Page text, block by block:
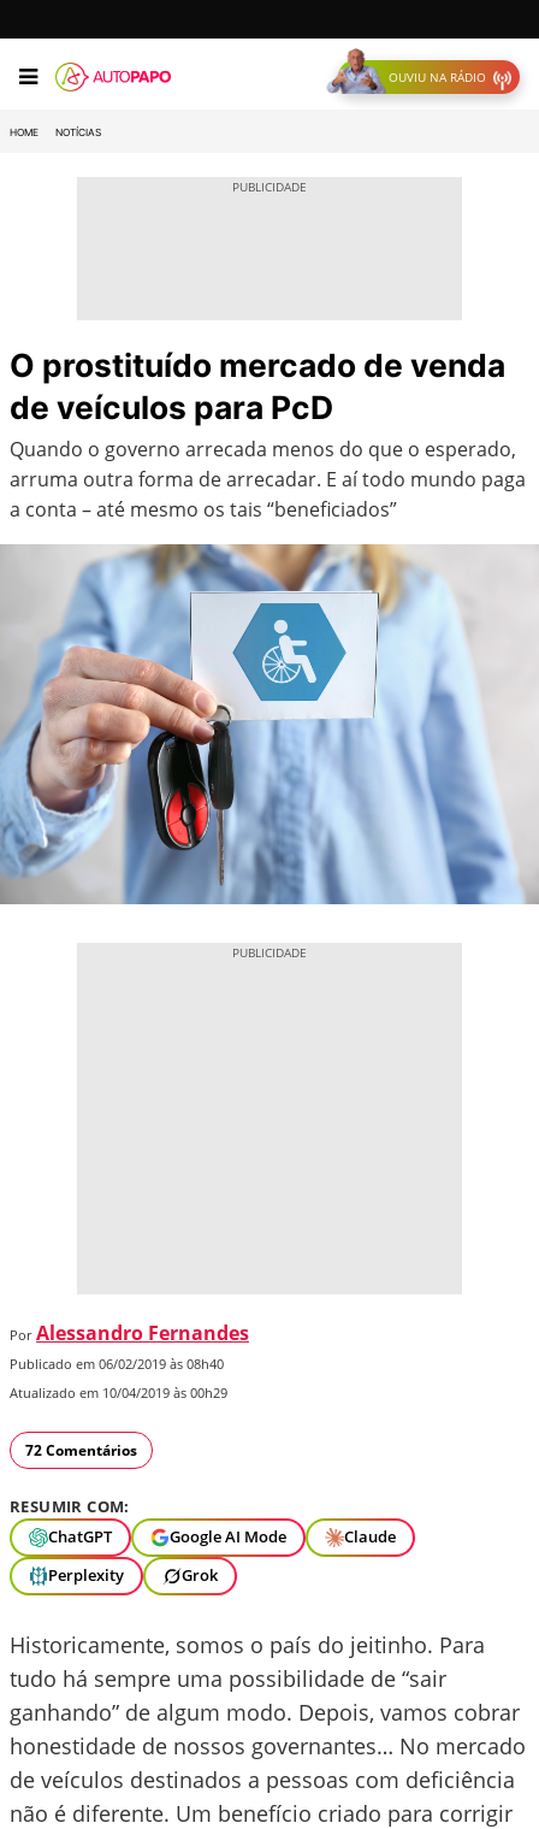
OUVIU NA RÁDIO
HOME NOTÍCIAS
O prostituído mercado de venda
de veículos para PcD
Quando o governo arrecada menos do que o esperado,
arruma outra forma de arrecadar. E aí todo mundo paga
a conta – até mesmo os tais “beneficiados”
Por Alessandro Fernandes
Publicado em 06/02/2019 às 08h40
Atualizado em 10/04/2019 às 00h29
72 Comentários
RESUMIR COM:
ChatGPT
Google AI Mode
Claude
Perplexity
Grok
Historicamente, somos o país do jeitinho. Para
tudo há sempre uma possibilidade de “sair
ganhando” de algum modo. Depois, vamos cobrar
honestidade de nossos governantes… No mercado
de veículos destinados a pessoas com deficiência
não é diferente. Um benefício criado para corrigir